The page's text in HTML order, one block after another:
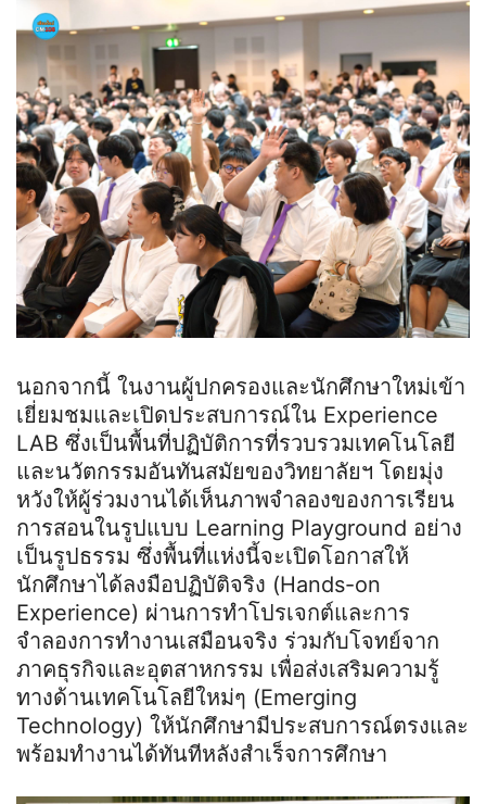
นอกจากนี้ ในงานผู้ปกครองและนักศึกษาใหม่เข้า
เยี่ยมชมและเปิดประสบการณ์ใน Experience
LAB ซึ่งเป็นพื้นที่ปฏิบัติการที่รวบรวมเทคโนโลยี
และนวัตกรรมอันทันสมัยของวิทยาลัยฯ โดยมุ่ง
หวังให้ผู้ร่วมงานได้เห็นภาพจำลองของการเรียน
การสอนในรูปแบบ Learning Playground อย่าง
เป็นรูปธรรม ซึ่งพื้นที่แห่งนี้จะเปิดโอกาสให้
นักศึกษาได้ลงมือปฏิบัติจริง (Hands-on
Experience) ผ่านการทำโปรเจกต์และการ
จำลองการทำงานเสมือนจริง ร่วมกับโจทย์จาก
ภาคธุรกิจและอุตสาหกรรม เพื่อส่งเสริมความรู้
ทางด้านเทคโนโลยีใหม่ๆ (Emerging
Technology) ให้นักศึกษามีประสบการณ์ตรงและ
พร้อมทำงานได้ทันทีหลังสำเร็จการศึกษา